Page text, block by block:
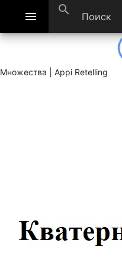
menu search
Множества | Appi Retelling